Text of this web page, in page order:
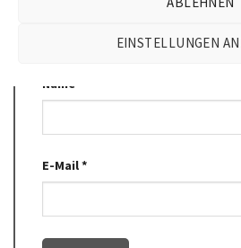
EINSTELLUNGEN
Name
E-Mail*